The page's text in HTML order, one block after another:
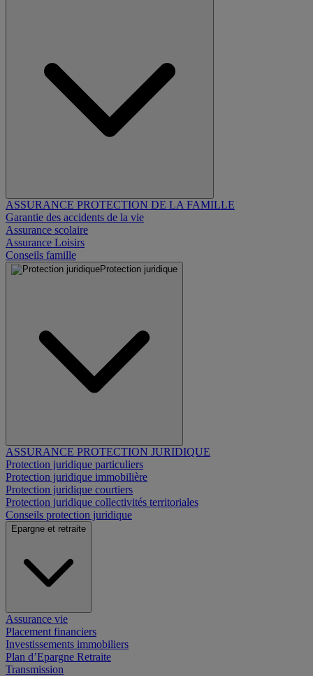
ASSURANCE PROTECTION DE LA FAMILLE
Garantie des accidents de la vie
Assurance scolaire
Assurance Loisirs
Conseils famille
Protection juridique
ASSURANCE PROTECTION JURIDIQUE
Protection juridique particuliers
Protection juridique immobilière
Protection juridique courtiers
Protection juridique collectivités territoriales
Conseils protection juridique
Epargne et retraite
Assurance vie
Placement financiers
Investissements immobiliers
Plan d’Epargne Retraite
Transmission